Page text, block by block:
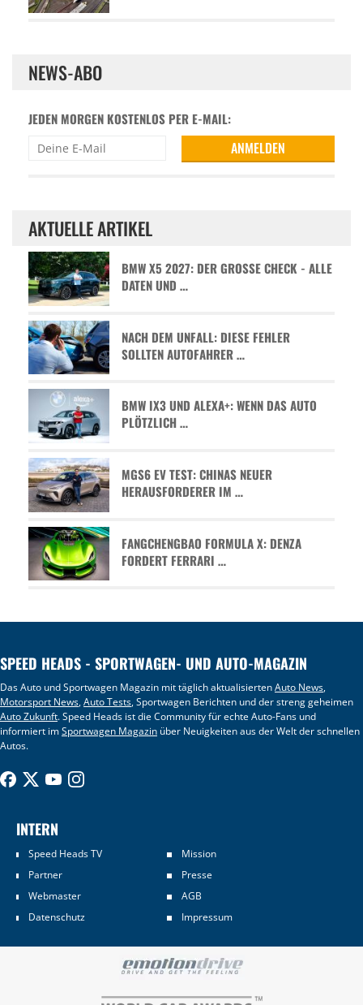
NEWS-ABO
JEDEN MORGEN KOSTENLOS PER E-MAIL:
AKTUELLE ARTIKEL
BMW X5 2027: DER GROSSE CHECK - ALLE D
ATEN UND …
NACH DEM UNFALL: DIESE FEHLER
SOLLTEN AUTOFAHRER …
BMW IX3 UND ALEXA+: WENN DAS AUTO
PLÖTZLICH …
MGS6 EV TEST: CHINAS NEUER
HERAUSFORDERER IM …
FANGCHENGBAO FORMULA X: DENZA
FORDERT FERRARI …
SPEED HEADS - SPORTWAGEN- UND AUTO-MAGAZIN
Das Auto und Sportwagen Magazin mit täglich aktualisiertenAuto News,
Motorsport News,Auto Tests, Sportwagen Berichten und der streng geheimen
Auto Zukunft. Speed Heads ist die Community für echte Auto-Fans und
informiert imSportwagen Magazin über Neuigkeiten aus der Welt der schnellen
Autos.
INTERN
Speed Heads TV
Mission
Partner
Presse
Webmaster
AGB
Datenschutz
Impressum